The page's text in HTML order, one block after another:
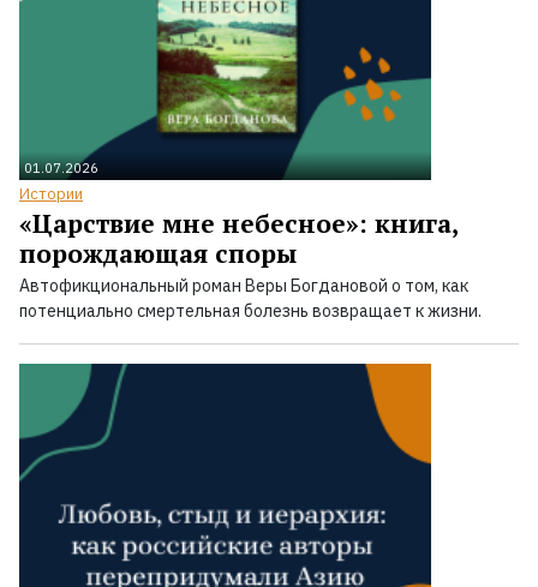
01.07.2026
Истории
«Царствие мне небесное»: книга,
порождающая споры
Автофикциональный роман Веры Богдановой о том, как
потенциально смертельная болезнь возвращает к жизни.